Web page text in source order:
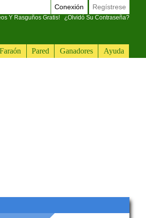
Faraón Pared Ganadores Ayuda
Conexión Regístrese
Y Rasguños Gratis! ¿Olvidó Su Contraseña?